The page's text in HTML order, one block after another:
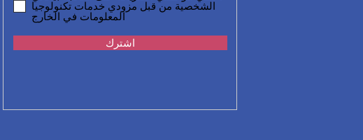
الشخصية من قبل مزودي خدمات تكنولوجيا
المعلومات في الخارج
اشترك